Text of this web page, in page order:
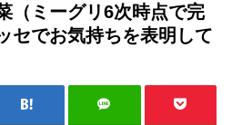
（ミーグリ6次時点で完
セでお気持ちを表明して